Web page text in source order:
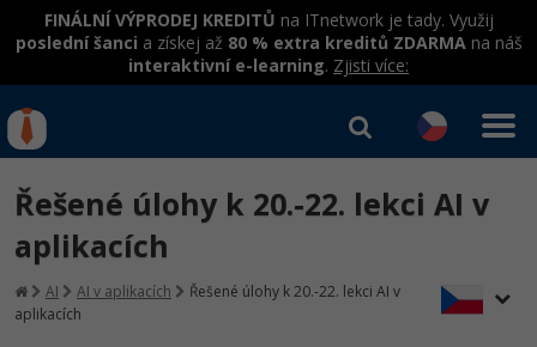
FINÁLNÍ VÝPRODEJ KREDITŮ na ITnetwork je tady. Využij
poslední šanci a získej až 80 % extra kreditů ZDARMAna náš
interaktivní e-learning. Zjisti více:
IT kurzy
Rekvalifikace a kurzy
hrazené úřadem práce
Workshopy zdarma
Kurzy IT profesí
Přihlásit se| Registrovat
Řešené úlohy k 20.-22. lekci AI v
aplikacích
AI AI v aplikacích
Řešené úlohy k 20.-22. lekci AI v
aplikacích